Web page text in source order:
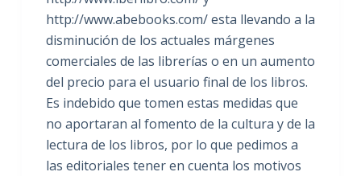
http://www.abebooks.com/ esta llevando a la
disminución de los actuales márgenes
comerciales de las librerías o en un aumento
del precio para el usuario final de los libros.
Es indebido que tomen estas medidas que
no aportaran al fomento de la cultura y de la
lectura de los libros, por lo que pedimos a
las editoriales tener en cuenta los motivos